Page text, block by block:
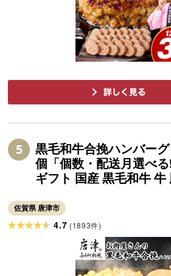
5
黒毛和牛合挽ハンバー
個「個数・配送月選べ
ギフト 国産 黒毛和牛 牛
6年 令和8年」
佐賀県 唐津市
4.7 (1893件)